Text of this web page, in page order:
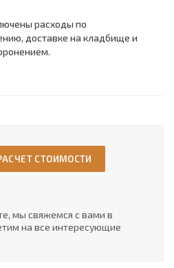
расходы по
доставке на кладбище и
СТОИМОСТИ
мы свяжемся с вами в
на все интересующие